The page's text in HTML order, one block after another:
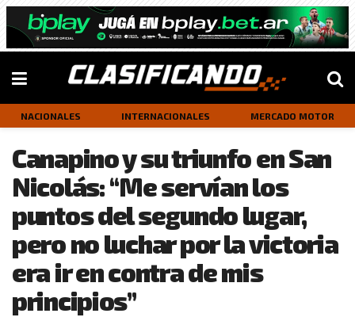
NACIONALES INTERNACIONALES MERCADO MOTOR
Canapino y su triunfo en San
Nicolás: “Me servían los
puntos del segundo lugar,
pero no luchar por la victoria
era ir en contra de mis
principios”